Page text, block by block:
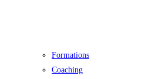
Formations
Coaching